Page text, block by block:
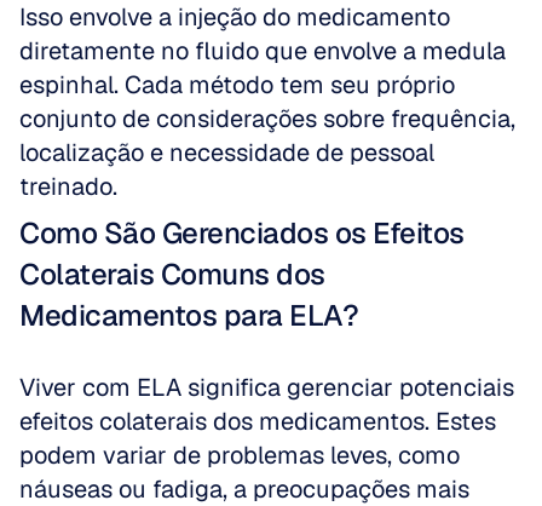
Isso envolve a injeção do medicamento
diretamente no fluido que envolve a medula
espinhal. Cada método tem seu próprio
conjunto de considerações sobre frequência,
localização e necessidade de pessoal
treinado.
Como São Gerenciados os Efeitos
Colaterais Comuns dos
Medicamentos para ELA?
Viver com ELA significa gerenciar potenciais
efeitos colaterais dos medicamentos. Estes
podem variar de problemas leves, como
náuseas ou fadiga, a preocupações mais